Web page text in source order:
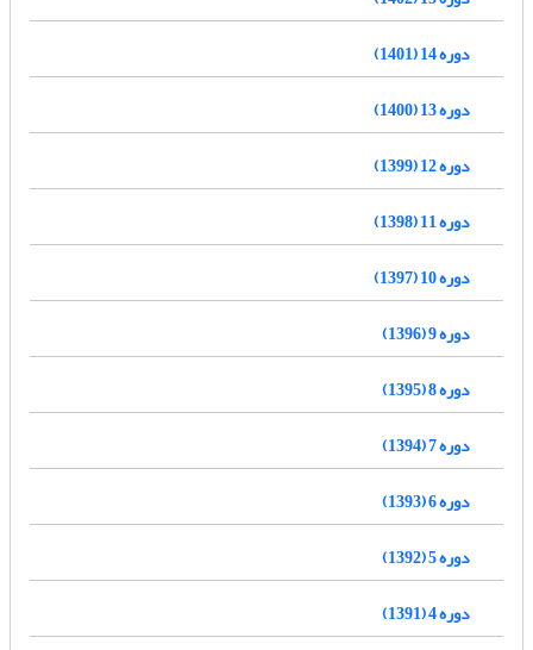
دوره 14 (1401)
دوره 13 (1400)
دوره 12 (1399)
دوره 11 (1398)
دوره 10 (1397)
دوره 9 (1396)
دوره 8 (1395)
دوره 7 (1394)
دوره 6 (1393)
دوره 5 (1392)
دوره 4 (1391)